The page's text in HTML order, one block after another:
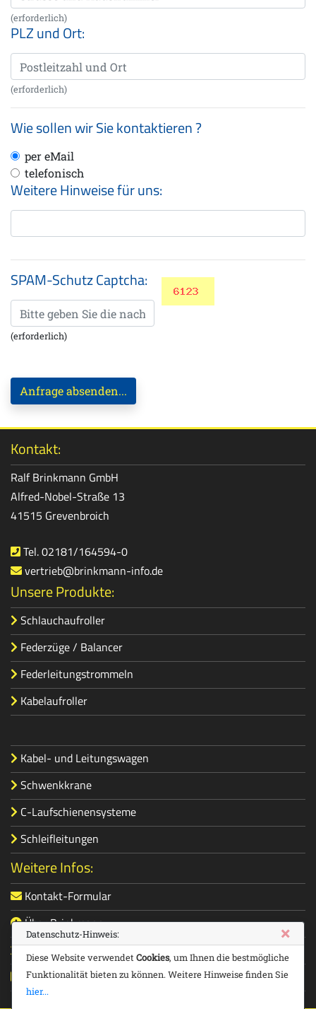
(erforderlich)
PLZ und Ort:
(erforderlich)
Wie sollen wir Sie kontaktieren ?
per eMail
telefonisch
Weitere Hinweise für uns:
SPAM-Schutz Captcha:
(erforderlich)
Anfrage absenden...
Datenschutz-Hinweis: ×
Diese Website verwendet Cookies, um Ihnen die bestmögliche
Funktionalität bieten zu können. Weitere Hinweise finden Sie
hier...
Kontakt:
Ralf Brinkmann GmbH
Alfred-Nobel-Straße 13
41515 Grevenbroich
Tel. 02181/164594-0
vertrieb@brinkmann-info.de
Unsere Produkte:
Schlauchaufroller
Federzüge / Balancer
Federleitungstrommeln
Kabelaufroller
Kabel- und Leitungswagen
Schwenkkrane
C-Laufschienensysteme
Schleifleitungen
Weitere Infos:
Kontakt-Formular
Über Brinkmann
Impressum und Datenschutz
AGBs